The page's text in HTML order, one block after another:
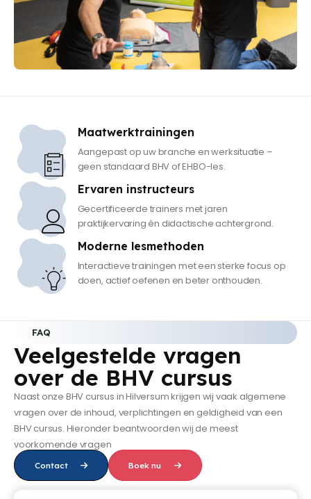
Maatwerktrainingen
Aangepast op uw branche en werksituatie –
geen standaard BHV of EHBO-les.
Ervaren instructeurs
Gecertificeerde trainers met jaren
praktijkervaring én didactische achtergrond.
Moderne lesmethoden
Interactieve trainingen met een sterke focus op
doen, actief oefenen en beter onthouden.
FAQ
Veelgestelde vragen
over de BHV cursus
Naast onze BHV cursus in Hilversum krijgen wij vaak algemene
vragen over de inhoud, verplichtingen en geldigheid van een
BHV cursus. Hieronder beantwoorden wij de meest
voorkomende vragen
Contact Boek nu